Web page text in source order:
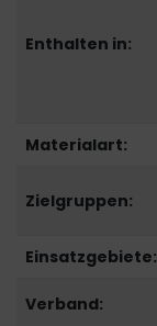
Enthalten in:
Materialart:
Zielgruppen:
Einsatzgebiete:
Verband: